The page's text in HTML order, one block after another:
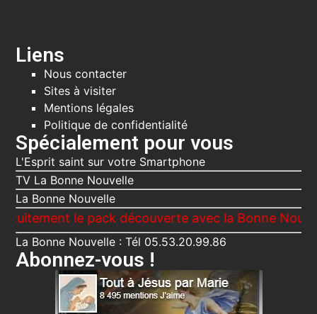
Liens
Nous contacter
Sites à visiter
Mentions légales
Politique de confidentialité
Spécialement pour vous
L'Esprit saint sur votre Smartphone
TV La Bonne Nouvelle
La Bonne Nouvelle
le pack découverte avec la Bonne Nouvelle,
La Bonne Nouvelle : Tél 05.53.20.99.86
Abonnez-vous !